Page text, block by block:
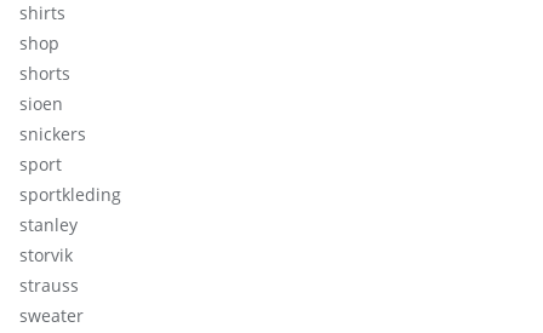
shirts
shop
shorts
sioen
snickers
sport
sportkleding
stanley
storvik
strauss
sweater